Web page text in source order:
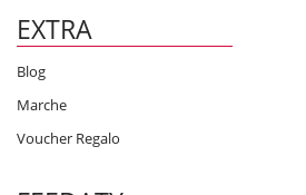
EXTRA
Blog
Marche
Voucher Regalo